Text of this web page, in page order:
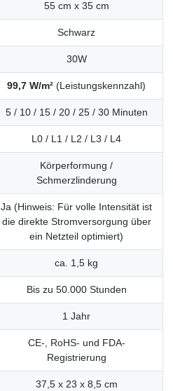
55 cm x 35 cm
Schwarz
30W
99,7 W/m² (Leistungskennzahl)
5 / 10 / 15 / 20 / 25 / 30 Minuten
L0 / L1 / L2 / L3 / L4
Körperformung /
Schmerzlinderung
Ja (Hinweis: Für volle Intensität ist
die direkte Stromversorgung über
ein Netzteil optimiert)
ca. 1,5 kg
Bis zu 50.000 Stunden
1 Jahr
CE-, RoHS- und FDA-
Registrierung
37,5 x 23 x 8,5 cm